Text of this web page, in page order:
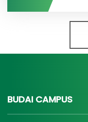
BUDAI CAMPUS